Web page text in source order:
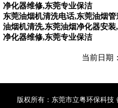
净化器维修,东莞专业保洁
东莞油烟机清洗电话,东莞油烟
油烟机清洗,东莞油烟净化器安
净化器维修,东莞专业保洁
当前日期
版权所有：东莞市立粤环保科技